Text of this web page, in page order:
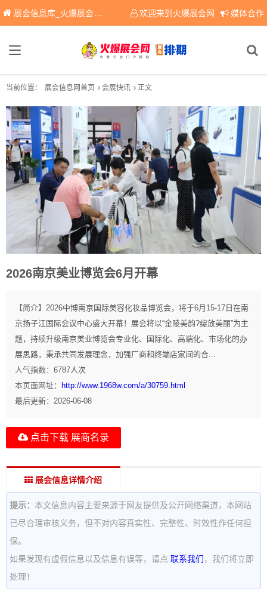
展会信息库_火爆展会网免费展会信息查询平台，提供专业会展服务！ 欢迎来到火爆展会网 媒体合作
当前位置： 展会信息网首页 会展快讯 正文
2026南京美业博览会6月开幕
【简介】 2026中博南京国际美容化妆品博览会，将于6月15-17日在南
京扬子江国际会议中心盛大开幕！展会将以“金陵美韵?绽放美丽”为主
题，持续升级南京美业博览会专业化、国际化、高端化、市场化的办
展思路，秉承共同发展理念，加强厂商和终端店家间的合...
人气指数： 6787人次
本页面网址：
http://www.1968w.com/a/30759.html
最后更新： 2026-06-08
点击下载 展商名录
展会信息详情介绍
提示： 本文信息内容主要来源于网友提供及公开网络渠道，本网站
已尽合理审核义务，但不对内容真实性、完整性、时效性作任何担
保。
如果发现有虚假信息以及信息有误等，请点 联系我们 ，我们将立即
处理！